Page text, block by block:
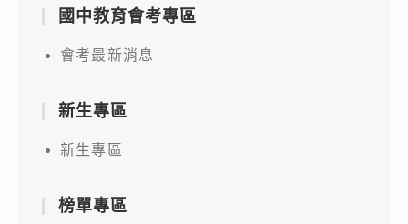
國中教育會考專區
會考最新消息
新生專區
新生專區
榜單專區